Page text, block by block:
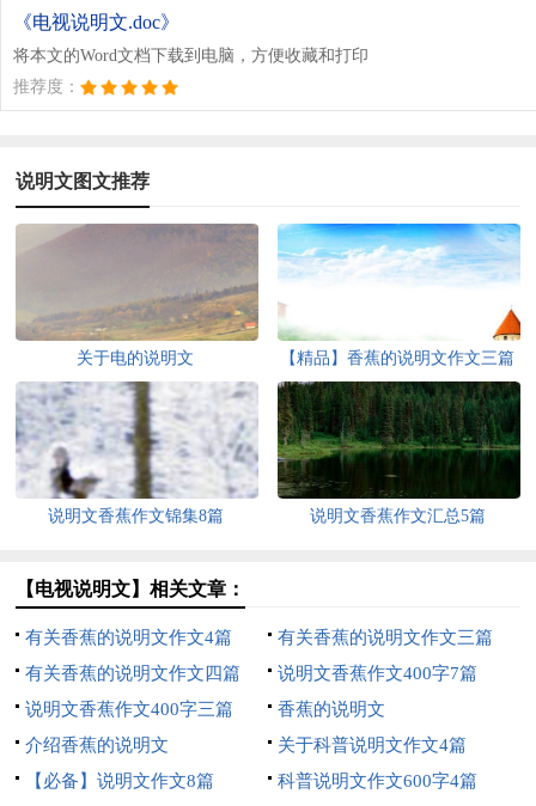
《电视说明文.doc》
将本文的Word文档下载到电脑，方便收藏和打印
推荐度：
说明文图文推荐
关于电的说明文 【精品】香蕉的说明文作文三篇
说明文香蕉作文锦集8篇 说明文香蕉作文汇总5篇
【电视说明文】相关文章：
有关香蕉的说明文作文4篇
有关香蕉的说明文作文三篇
有关香蕉的说明文作文四篇
说明文香蕉作文400字7篇
说明文香蕉作文400字三篇
香蕉的说明文
介绍香蕉的说明文
关于科普说明文作文4篇
【必备】说明文作文8篇
科普说明文作文600字4篇